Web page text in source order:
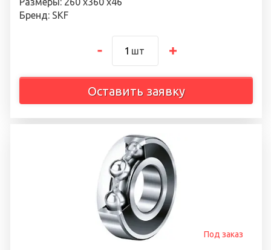
Бренд: SKF
шт
Оставить заявку
Под заказ